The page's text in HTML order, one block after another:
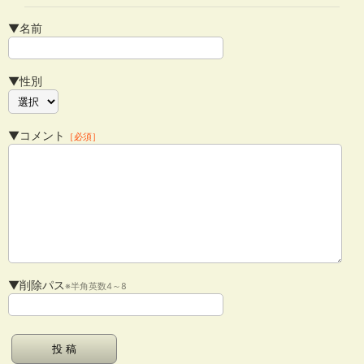
▼名前
▼性別
▼コメント ［必須］
▼削除パス※半角英数4～8